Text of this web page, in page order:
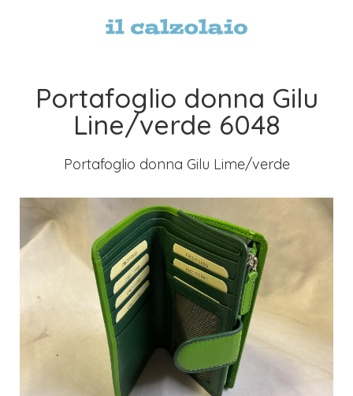
Portafoglio donna Gilu
Line/verde 6048
Portafoglio donna Gilu Lime/verde